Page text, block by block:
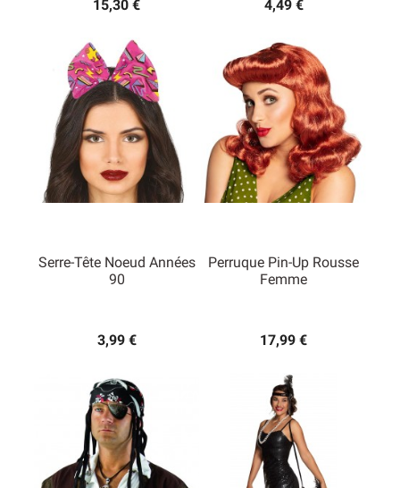
15,30 € 4,49 €
Serre-Tête Noeud Années
90
3,99 €
Perruque Pin-Up Rousse
Femme
17,99 €